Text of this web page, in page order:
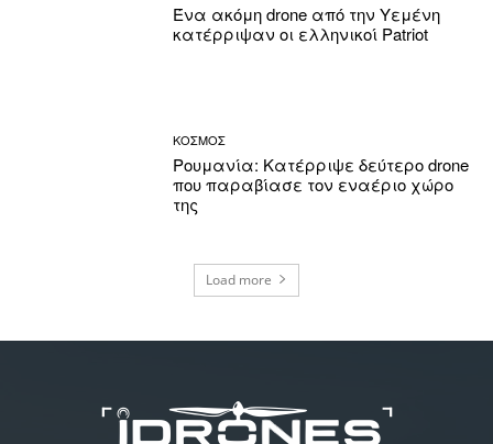
Ένα ακόμη drone από την Υεμένη
κατέρριψαν οι ελληνικοί Patriot
ΚΟΣΜΟΣ
Ρουμανία: Κατέρριψε δεύτερο drone
που παραβίασε τον εναέριο χώρο
της
Load more